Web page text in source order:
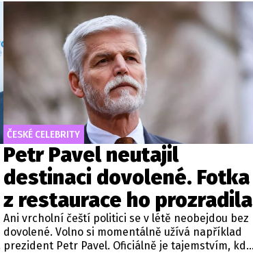
ČESKÉ CELEBRITY
Petr Pavel neutajil
destinaci dovolené. Fotka
z restaurace ho prozradila
Ani vrcholní čeští politici se v létě neobejdou bez
dovolené. Volno si momentálně užívá například
prezident Petr Pavel. Oficiálně je tajemstvím, kde